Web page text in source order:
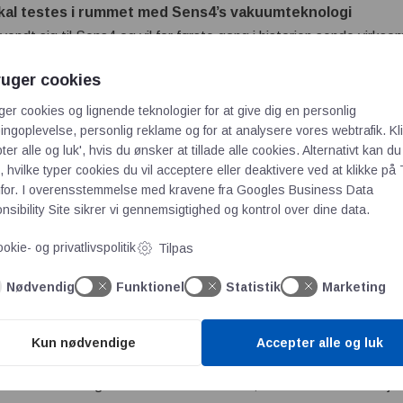
testes i rummet med Sens4’s vakuumteknologi
sig til Sens4 og vil for første gang i historien sende
op i rummet i 2023 fra New Zealand i en satellit bygget af
instrumenter og teste træmaterialets frigivelse af gasser i
i et sparringsforløb med forretningsudvikler Pia
Enterprise Europe Network. I 2023 skal Ole i gang med nye
og Modstandsdygtig.dk, der kan eskalere vækstrejsen
at hjælpe Sens4 med at blive endnu mere robuste og en solid
de rigtige produkter, og det er imponerende, at de allerede
mulighed for at tilpasse produkterne til kundes behov. Jeg
få flere kunder og etablere sig endnu bedre på markedet i
Trustmann fra Erhvervshus Hovedstaden.
en del af opstarten haft et rådgivningsforløb med GTS-
via Made kickstart programmet. ”Vi har været
der findes noget tilsvarende i udlandet, som vi kan
cookies
cookies og lignende teknologier for at give dig en personlig
personlig reklame og for at analysere vores webtrafik.
alle og luk', hvis du ønsker at tillade alle cookies. Alternativt kan du
hvilke typer cookies du vil acceptere eller deaktivere ved at klikke på
I overensstemmelse med kravene fra Googles Business Data
Site sikrer vi gennemsigtighed og kontrol over dine data.
og privatlivspolitik Tilpas
Nødvendig Funktionel Statistik Marketing
Kun nødvendige Accepter alle og luk